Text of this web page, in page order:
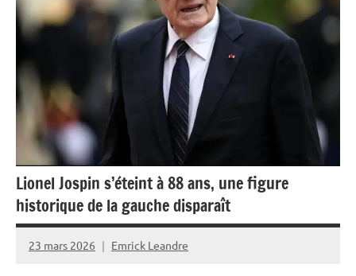
France
Guadeloupe
Guyane
Histoire
Justice
Réunion
Martinique
Lionel Jospin s’éteint à 88 ans, une figure
historique de la gauche disparaît
23 mars 2026 Emrick Leandre